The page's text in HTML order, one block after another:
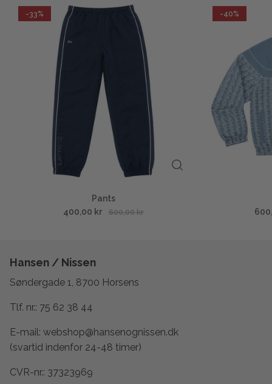
-33%
Pants
400,00 kr
600,00 kr
-40%
Hansen / Nissen
Søndergade 1, 8700 Horsens
Tlf. nr.: 75 62 38 44
E-mail: webshop@hansenognissen.dk
(svartid indenfor 24-48 timer)
CVR-nr.: 37323969